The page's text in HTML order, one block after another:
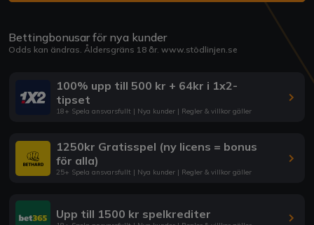
Bettingbonusar för nya kunder
Odds kan ändras. Åldersgräns 18 år. www.stödlinjen.se
100% upp till 500 kr + 64kr i 1x2-
tipset
18+ Spela ansvarsfullt | Nya kunder | Regler & villkor gäller
1250kr Gratisspel (ny licens = bonus
för alla)
25+ Spela ansvarsfullt | Nya kunder | Regler & villkor gäller
Upp till 1500 kr spelkrediter